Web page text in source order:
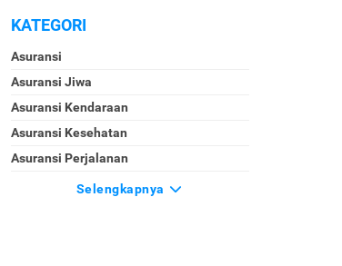
KATEGORI
Asuransi
Asuransi Jiwa
Asuransi Kendaraan
Asuransi Kesehatan
Asuransi Perjalanan
Selengkapnya